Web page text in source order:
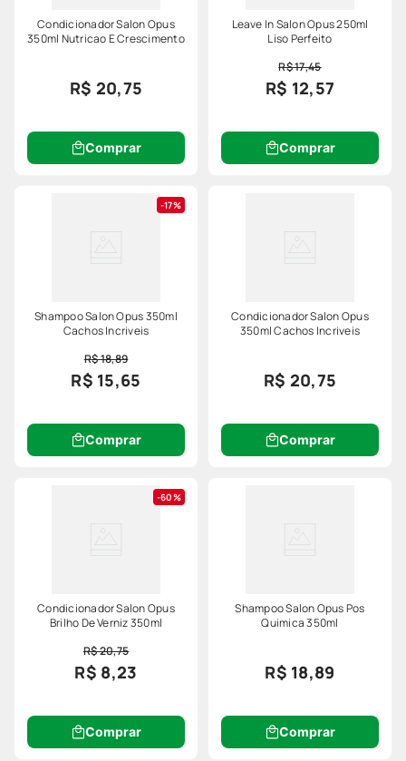
Condicionador Salon Opus
350ml Nutricao E Crescimento
R$ 20,75
Comprar
Leave In Salon Opus 250ml
Liso Perfeito
R$ 17,45
R$ 12,57
Comprar
17%
Shampoo Salon Opus 350ml
Cachos Incriveis
R$ 18,89
R$ 15,65
Comprar
Condicionador Salon Opus
350ml Cachos Incriveis
R$ 20,75
Comprar
60%
Condicionador Salon Opus
Brilho De Verniz 350ml
R$ 20,75
R$ 8,23
Comprar
Shampoo Salon Opus Pos
Quimica 350ml
R$ 18,89
Comprar